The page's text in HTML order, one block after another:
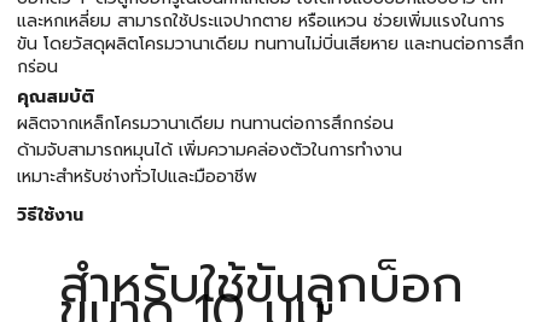
และหกเหลี่ยม สามารถใช้ประแจปากตาย หรือแหวน ช่วยเพิ่มแรงในการ
ขัน โดยวัสดุผลิตโครมวานาเดียม ทนทานไม่บิ่นเสียหาย และทนต่อการสึก
กร่อน
คุณสมบัติ
ผลิตจากเหล็กโครมวานาเดียม ทนทานต่อการสึกกร่อน
ด้ามจับสามารถหมุนได้ เพิ่มความคล่องตัวในการทำงาน
เหมาะสำหรับช่างทั่วไปและมืออาชีพ
วิธีใช้งาน
สำหรับใช้ขันลูกบ็อก